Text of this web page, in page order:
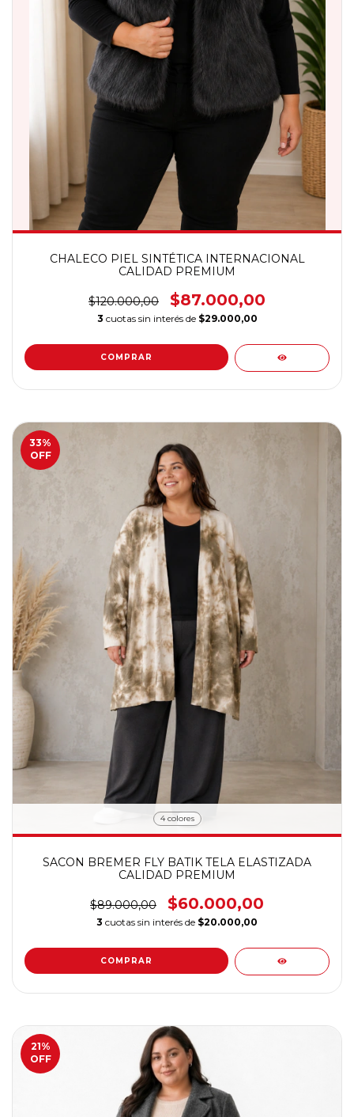
CHALECO PIEL SINTÉTICA INTERNACIONAL
CALIDAD PREMIUM
$120.000,00 $87.000,00
3 cuotas sin interés de $29.000,00
COMPRAR
33%
OFF
4 colores
SACON BREMER FLY BATIK TELA ELASTIZADA
CALIDAD PREMIUM
$89.000,00 $60.000,00
3 cuotas sin interés de $20.000,00
COMPRAR
21%
OFF